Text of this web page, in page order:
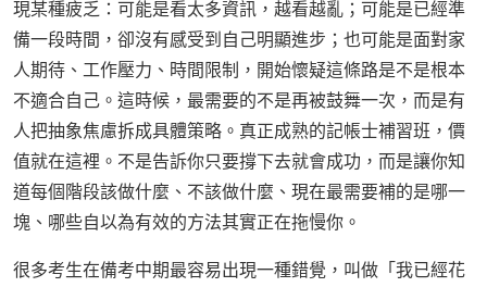
現某種疲乏：可能是看太多資訊，越看越亂；可能是已經準
備一段時間，卻沒有感受到自己明顯進步；也可能是面對家
人期待、工作壓力、時間限制，開始懷疑這條路是不是根本
不適合自己。這時候，最需要的不是再被鼓舞一次，而是有
人把抽象焦慮拆成具體策略。真正成熟的記帳士補習班，價
值就在這裡。不是告訴你只要撐下去就會成功，而是讓你知
道每個階段該做什麼、不該做什麼、現在最需要補的是哪一
塊、哪些自以為有效的方法其實正在拖慢你。
很多考生在備考中期最容易出現一種錯覺，叫做「我已經花